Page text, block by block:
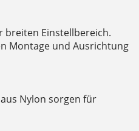
breiten Einstellbereich.
Montage und Ausrichtung
Nylon sorgen für